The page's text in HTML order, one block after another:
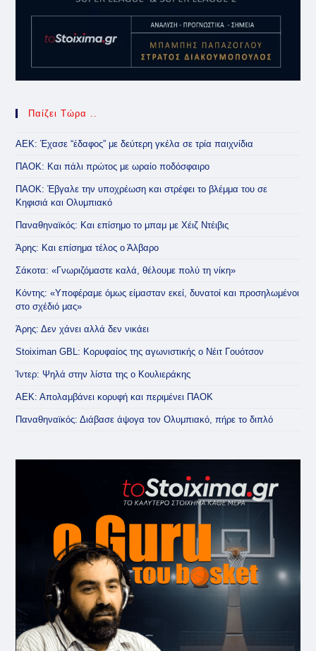
Παίζει Τώρα ..
ΑΕΚ: Έχασε “έδαφος” με δεύτερη γκέλα σε τρία παιχνίδια
ΠΑΟΚ: Και πάλι πρώτος με ωραίο ποδόσφαιρο
ΠΑΟΚ: Έβγαλε την υποχρέωση και στρέφει το βλέμμα του σε
Κηφισιά και Ολυμπιακό
Παναθηναϊκός: Και επίσημο το μπαμ με Χέιζ Ντέιβις
Άρης: Και επίσημα τέλος ο Άλβαρο
Σάκοτα: «Γνωριζόμαστε καλά, θέλουμε πολύ τη νίκη»
Κόντης: «Υποφέραμε όμως είμασταν εκεί, δυνατοί και προσηλωμένοι
στο σχέδιό μας»
Άρης: Δεν χάνει αλλά δεν νικάει
Stoiximan GBL: Κορυφαίος της αγωνιστικής ο Νέιτ Γουότσον
Ίντερ: Ψηλά στην λίστα της ο Κουλιεράκης
ΑΕΚ: Απολαμβάνει κορυφή και περιμένει ΠΑΟΚ
Παναθηναϊκός: Διάβασε άψογα τον Ολυμπιακό, πήρε το διπλό